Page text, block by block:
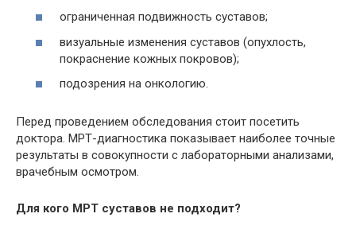
ограниченная подвижность суставов;
визуальные изменения суставов (опухлость,
покраснение кожных покровов);
подозрения на онкологию.
Перед проведением обследования стоит посетить
доктора. МРТ-диагностика показывает наиболее точные
результаты в совокупности с лабораторными анализами,
врачебным осмотром.
Для кого МРТ суставов не подходит?